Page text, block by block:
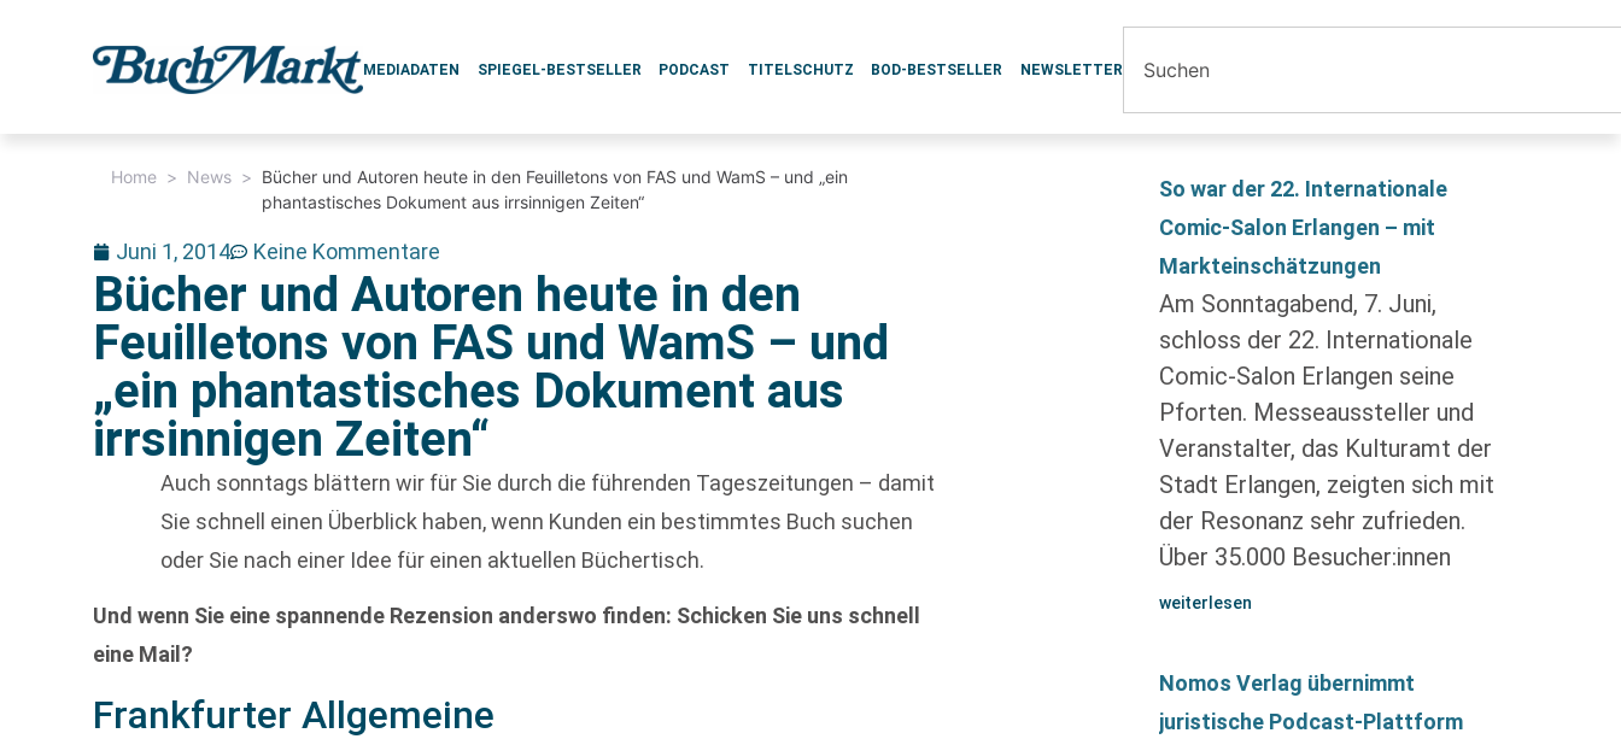
MEDIADATEN SPIEGEL-BESTSELLER PODCAST TITELSCHUTZ BOD-BESTSELLER NEWSLETTER
Home > News > Bücher und Autoren heute in den Feuilletons von FAS und WamS – und „ein
phantastisches Dokument aus irrsinnigen Zeiten“
Juni 1, 2014 Keine Kommentare
Bücher und Autoren heute in den
Feuilletons von FAS und WamS – und
„ein phantastisches Dokument aus
irrsinnigen Zeiten“
Auch sonntags blättern wir für Sie durch die führenden Tageszeitungen – damit
Sie schnell einen Überblick haben, wenn Kunden ein bestimmtes Buch suchen
oder Sie nach einer Idee für einen aktuellen Büchertisch.
Und wenn Sie eine spannende Rezension anderswo finden: Schicken Sie uns schnell
eine Mail?
Frankfurter Allgemeine
So war der 22. Internationale
Comic-Salon Erlangen – mit
Markteinschätzungen
Am Sonntagabend, 7. Juni,
schloss der 22. Internationale
Comic-Salon Erlangen seine
Pforten. Messeaussteller und
Veranstalter, das Kulturamt der
Stadt Erlangen, zeigten sich mit
der Resonanz sehr zufrieden.
Über 35.000 Besucher:innen
weiterlesen
Nomos Verlag übernimmt
juristische Podcast-Plattform